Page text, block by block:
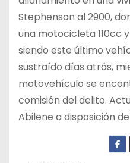
Stephenson al 2900,
una motocicleta 110cc
siendo este último
sustraído días atrás,
motovehículo se
comisión del delito.
Abilene a disposición